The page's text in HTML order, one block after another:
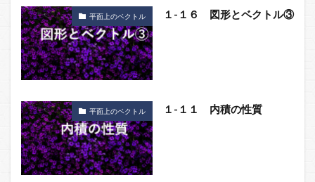
平面上のベクトル １-１６ 図形とベクトル③
平面上のベクトル １-１１ 内積の性質